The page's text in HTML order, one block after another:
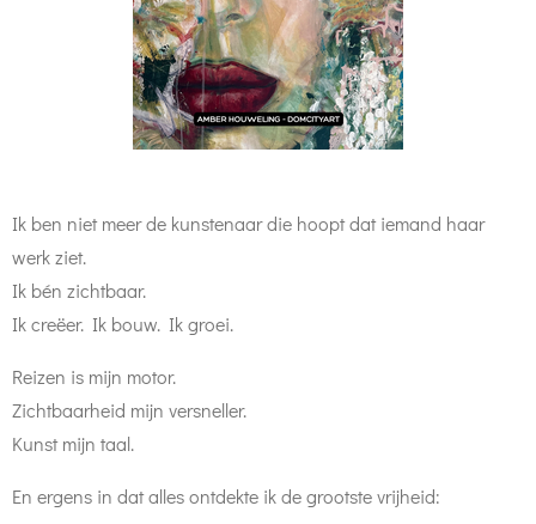
Ik ben niet meer de kunstenaar die hoopt dat iemand haar
werk ziet.
Ik bén zichtbaar.
Ik creëer. Ik bouw. Ik groei.
Reizen is mijn motor.
Zichtbaarheid mijn versneller.
Kunst mijn taal.
En ergens in dat alles ontdekte ik de grootste vrijheid: